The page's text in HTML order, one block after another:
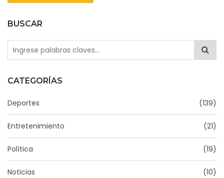
BUSCAR
CATEGORÍAS
Deportes (139)
Entretenimiento (21)
Política (19)
Noticias (10)